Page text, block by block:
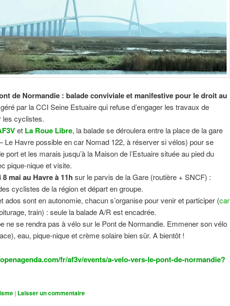
de Normandie : balade conviviale et manifestivepour le droit au
par la CCI Seine Estuaire qui refuse d’engager les travaux de
les cyclistes.
et La Roue Libre, la balade se déroulera entre la place de la gare
Le Havre possible en car Nomad 122, à réserver si vélos) pour se
port et les marais jusqu’à la Maison de l’Estuaire située au pied du
pique-nique et visite.
mai au Havre à 11h sur le parvis de la Gare (routière + SNCF) :
cyclistes de la région et départ en groupe.
ados sont en autonomie, chacun s’organise pour venir et participer (car
train) : seule la balade A/R est encadrée.
ne se rendra pas à vélo sur le Pont de Normandie. Emmener son vélo
eau, pique-nique et crème solaire bien sûr. A bientôt !
fr/af3v/events/a-velo-vers-le-pont-de-normandie?
| Laisser un commentaire